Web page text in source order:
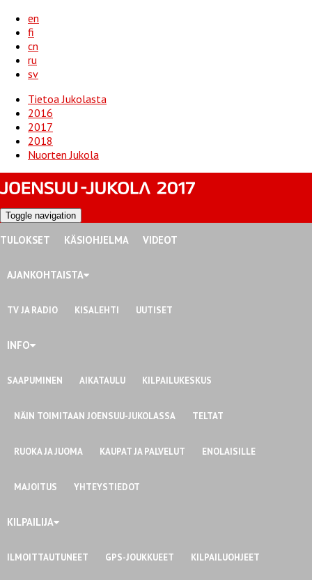
en
fi
cn
ru
sv
Tietoa Jukolasta
2016
2017
2018
Nuorten Jukola
Toggle navigation
TULOKSET KÄSIOHJELMA VIDEOT
AJANKOHTAISTA
TV JA RADIO KISALEHTI UUTISET
INFO
SAAPUMINEN AIKATAULU KILPAILUKESKUS
NÄIN TOIMITAAN JOENSUU-JUKOLASSA TELTAT
RUOKA JA JUOMA KAUPAT JA PALVELUT ENOLAISILLE
MAJOITUS YHTEYSTIEDOT
KILPAILIJA
ILMOITTAUTUNEET GPS-JOUKKUEET KILPAILUOHJEET